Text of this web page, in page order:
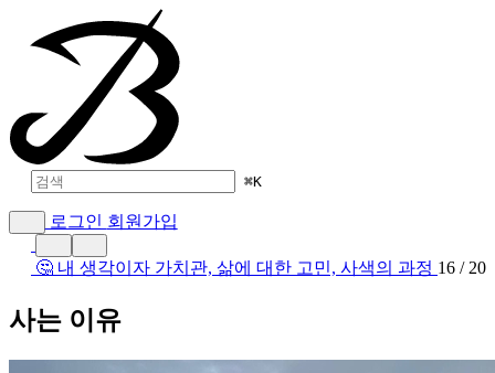
⌘K
로그인 회원가입
🤔 내 생각이자 가치관, 삶에 대한 고민, 사색의 과정 16 / 20
사는 이유